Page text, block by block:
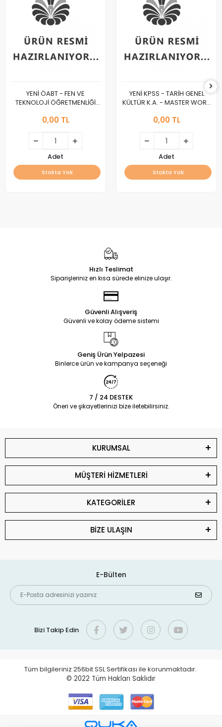
YENİ ÖABT - FEN VE
TEKNOLOJİ ÖĞRETMENLİĞİ
0,00 TL
Adet
Stokta Yok
YENİ KPSS - TARİH GENEL
KÜLTÜR K.A. - MASTER WORK
0,00 TL
Adet
Stokta Yok
Hızlı Teslimat
Siparişleriniz en kısa sürede elinize ulaşır.
Güvenli Alışveriş
Güvenli ve kolay ödeme sistemi
Geniş Ürün Yelpazesi
Binlerce ürün ve kampanya seçeneği
7 / 24 DESTEK
Öneri ve şikayetlerinizi bize iletebilirsiniz.
KURUMSAL
MÜŞTERİ HİZMETLERİ
KATEGORİLER
BİZE ULAŞIN
E-Bülten
Bizi Takip Edin
Tüm bilgileriniz 256bit SSL Sertifikası ile korunmaktadır.
© 2022 Tüm Hakları Saklıdır